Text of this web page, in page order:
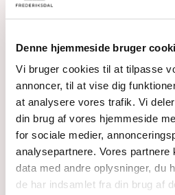
Denne hjemmeside bruger
Vi bruger cookies til at tilpasse
annoncer, til at vise dig
at analysere vores trafik. Vi
din brug af vores hjemmeside
for sociale medier,
analysepartnere. Vores partnere
data med andre oplysninger, du
de har indsamlet fra din brug af
gør, hvad vi kan for at
Vi har etableret et
farvande. Vi opvarmer
halmfyr.
Og som de fleste synes vi,
aspekter er værd at værne
Danske produkter af